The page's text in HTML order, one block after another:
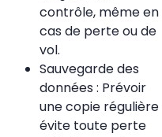
contrôle, même en
cas de perte ou de
vol.
Sauvegarde des
données : Prévoir
une copie régulière
évite toute perte